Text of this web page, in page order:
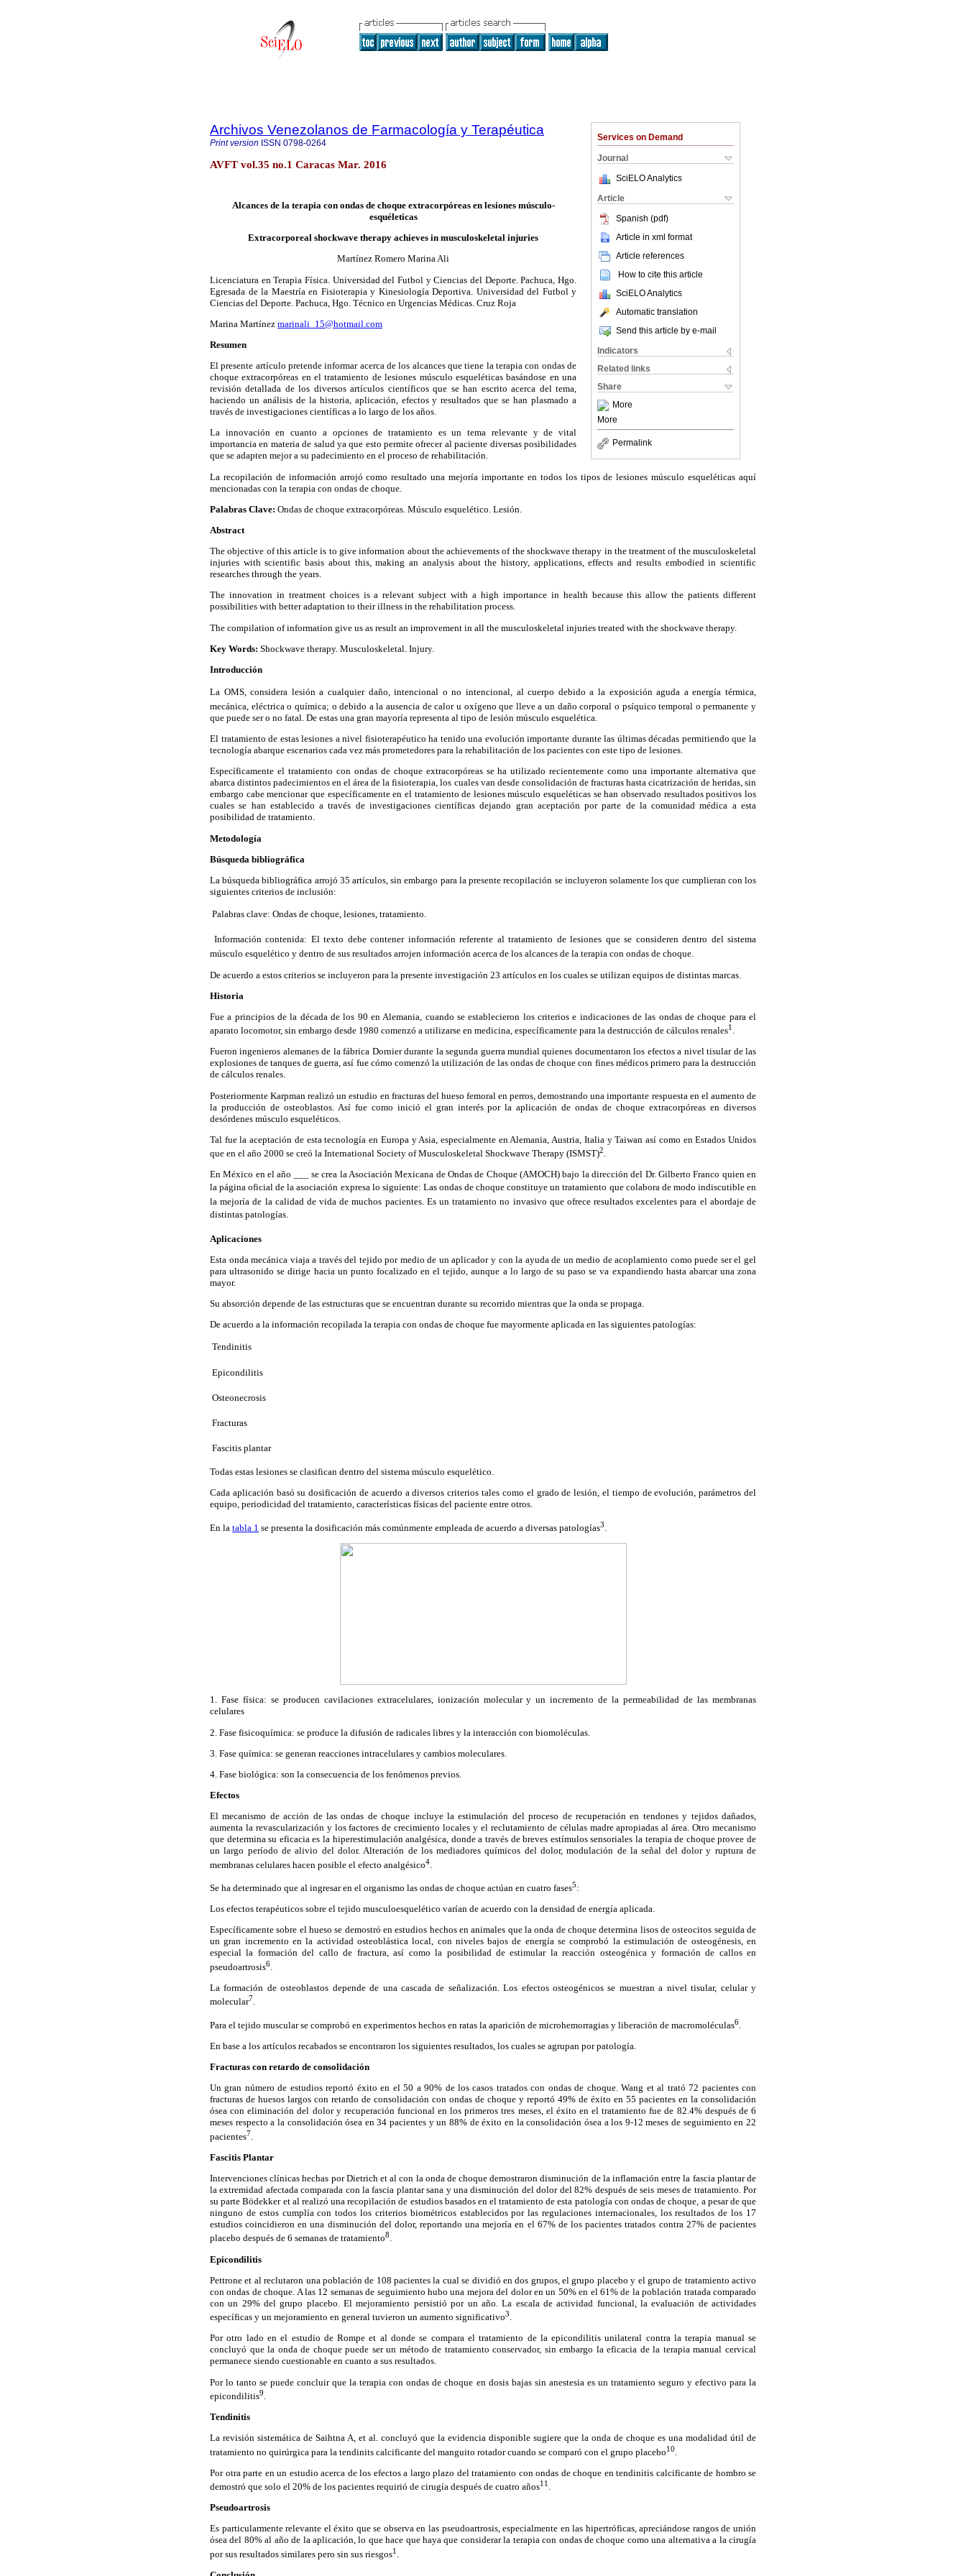
Services on Demand
Journal
SciELO Analytics
Article
Spanish (pdf)
Article in xml format
Article references
How to cite this article
SciELO Analytics
Automatic translation
Send this article by e-mail
Indicators
Related links
Share
More
More
Permalink
Archivos Venezolanos de Farmacología y Terapéutica
Print version ISSN 0798-0264
AVFT vol.35 no.1 Caracas Mar. 2016
Alcances de la terapia con ondas de choque extracorpóreas en lesiones músculo-
esquéleticas
Extracorporeal shockwave therapy achieves in musculoskeletal injuries
Martínez Romero Marina Ali
Licenciatura en Terapia Física. Universidad del Futbol y Ciencias del Deporte. Pachuca, Hgo.
Egresada de la Maestría en Fisioterapia y Kinesiología Deportiva. Universidad del Futbol y
Ciencias del Deporte. Pachuca, Hgo. Técnico en Urgencias Médicas. Cruz Roja
Marina Martínez marinali_15@hotmail.com
Resumen
El presente artículo pretende informar acerca de los alcances que tiene la terapia con ondas de
choque extracorpóreas en el tratamiento de lesiones músculo esqueléticas basándose en una
revisión detallada de los diversos artículos científicos que se han escrito acerca del tema,
haciendo un análisis de la historia, aplicación, efectos y resultados que se han plasmado a
través de investigaciones científicas a lo largo de los años.
La innovación en cuanto a opciones de tratamiento es un tema relevante y de vital
importancia en materia de salud ya que esto permite ofrecer al paciente diversas posibilidades
que se adapten mejor a su padecimiento en el proceso de rehabilitación.
La recopilación de información arrojó como resultado una mejoría importante en todos los tipos de lesiones músculo esqueléticas aquí
mencionadas con la terapia con ondas de choque.
Palabras Clave: Ondas de choque extracorpóreas. Músculo esquelético. Lesión.
Abstract
The objective of this article is to give information about the achievements of the shockwave therapy in the treatment of the musculoskeletal
injuries with scientific basis about this, making an analysis about the history, applications, effects and results embodied in scientific
researches through the years.
The innovation in treatment choices is a relevant subject with a high importance in health because this allow the patients different
possibilities with better adaptation to their illness in the rehabilitation process.
The compilation of information give us as result an improvement in all the musculoskeletal injuries treated with the shockwave therapy.
Key Words: Shockwave therapy. Musculoskeletal. Injury.
Introducción
La OMS, considera lesión a cualquier daño, intencional o no intencional, al cuerpo debido a la exposición aguda a energía térmica,
mecánica, eléctrica o química; o debido a la ausencia de calor u oxígeno que lleve a un daño corporal o psíquico temporal o permanente y
que puede ser o no fatal. De estas una gran mayoría representa al tipo de lesión músculo esquelética.
El tratamiento de estas lesiones a nivel fisioterapéutico ha tenido una evolución importante durante las últimas décadas permitiendo que la
tecnología abarque escenarios cada vez más prometedores para la rehabilitación de los pacientes con este tipo de lesiones.
Específicamente el tratamiento con ondas de choque extracorpóreas se ha utilizado recientemente como una importante alternativa que
abarca distintos padecimientos en el área de la fisioterapia, los cuales van desde consolidación de fracturas hasta cicatrización de heridas, sin
embargo cabe mencionar que específicamente en el tratamiento de lesiones músculo esqueléticas se han observado resultados positivos los
cuales se han establecido a través de investigaciones científicas dejando gran aceptación por parte de la comunidad médica a esta
posibilidad de tratamiento.
Metodología
Búsqueda bibliográfica
La búsqueda bibliográfica arrojó 35 artículos, sin embargo para la presente recopilación se incluyeron solamente los que cumplieran con los
siguientes criterios de inclusión:
 Palabras clave: Ondas de choque, lesiones, tratamiento.
 Información contenida: El texto debe contener información referente al tratamiento de lesiones que se consideren dentro del sistema
músculo esquelético y dentro de sus resultados arrojen información acerca de los alcances de la terapia con ondas de choque.
De acuerdo a estos criterios se incluyeron para la presente investigación 23 artículos en los cuales se utilizan equipos de distintas marcas.
Historia
Fue a principios de la década de los 90 en Alemania, cuando se establecieron los criterios e indicaciones de las ondas de choque para el
aparato locomotor, sin embargo desde 1980 comenzó a utilizarse en medicina, específicamente para la destrucción de cálculos renales1 .
Fueron ingenieros alemanes de la fábrica Dornier durante la segunda guerra mundial quienes documentaron los efectos a nivel tisular de las
explosiones de tanques de guerra, así fue cómo comenzó la utilización de las ondas de choque con fines médicos primero para la destrucción
de cálculos renales.
Posteriormente Karpman realizó un estudio en fracturas del hueso femoral en perros, demostrando una importante respuesta en el aumento de
la producción de osteoblastos. Así fue como inició el gran interés por la aplicación de ondas de choque extracorpóreas en diversos
desórdenes músculo esqueléticos.
Tal fue la aceptación de esta tecnología en Europa y Asia, especialmente en Alemania, Austria, Italia y Taiwan así como en Estados Unidos
que en el año 2000 se creó la International Society of Musculoskeletal Shockwave Therapy (ISMST)2.
En México en el año ___ se crea la Asociación Mexicana de Ondas de Choque (AMOCH) bajo la dirección del Dr. Gilberto Franco quien en
la página oficial de la asociación expresa lo siguiente: Las ondas de choque constituye un tratamiento que colabora de modo indiscutible en
la mejoría de la calidad de vida de muchos pacientes. Es un tratamiento no invasivo que ofrece resultados excelentes para el abordaje de
distintas patologías.
Aplicaciones
Esta onda mecánica viaja a través del tejido por medio de un aplicador y con la ayuda de un medio de acoplamiento como puede ser el gel
para ultrasonido se dirige hacia un punto focalizado en el tejido, aunque a lo largo de su paso se va expandiendo hasta abarcar una zona
mayor.
Su absorción depende de las estructuras que se encuentran durante su recorrido mientras que la onda se propaga.
De acuerdo a la información recopilada la terapia con ondas de choque fue mayormente aplicada en las siguientes patologías:
 Tendinitis
 Epicondilitis
 Osteonecrosis
 Fracturas
 Fascitis plantar
Todas estas lesiones se clasifican dentro del sistema músculo esquelético.
Cada aplicación basó su dosificación de acuerdo a diversos criterios tales como el grado de lesión, el tiempo de evolución, parámetros del
equipo, periodicidad del tratamiento, características físicas del paciente entre otros.
En la tabla 1 se presenta la dosificación más comúnmente empleada de acuerdo a diversas patologías3
1. Fase física: se producen cavilaciones extracelulares, ionización molecular y un incremento de la permeabilidad de las membranas
celulares
2. Fase fisicoquímica: se produce la difusión de radicales libres y la interacción con biomoléculas.
3. Fase química: se generan reacciones intracelulares y cambios moleculares.
4. Fase biológica: son la consecuencia de los fenómenos previos.
Efectos
El mecanismo de acción de las ondas de choque incluye la estimulación del proceso de recuperación en tendones y tejidos dañados,
aumenta la revascularización y los factores de crecimiento locales y el reclutamiento de células madre apropiadas al área. Otro mecanismo
que determina su eficacia es la hiperestimulación analgésica, donde a través de breves estímulos sensoriales la terapia de choque provee de
un largo período de alivio del dolor. Alteración de los mediadores químicos del dolor, modulación de la señal del dolor y ruptura de
membranas celulares hacen posible el efecto analgésico4
Se ha determinado que al ingresar en el organismo las ondas de choque actúan en cuatro fases5:
Los efectos terapéuticos sobre el tejido musculoesquelético varían de acuerdo con la densidad de energía aplicada.
Específicamente sobre el hueso se demostró en estudios hechos en animales que la onda de choque determina lisos de osteocitos seguida de
un gran incremento en la actividad osteoblástica local, con niveles bajos de energía se comprobó la estimulación de osteogénesis, en
especial la formación del callo de fractura, así como la posibilidad de estimular la reacción osteogénica y formación de callos en
pseudoartrosis6
La formación de osteoblastos depende de una cascada de señalización. Los efectos osteogénicos se muestran a nivel tisular, celular y
molecular7.
Para el tejido muscular se comprobó en experimentos hechos en ratas la aparición de microhemorragias y liberación de macromoléculas6
En base a los artículos recabados se encontraron los siguientes resultados, los cuales se agrupan por patología.
Fracturas con retardo de consolidación
Un gran número de estudios reportó éxito en el 50 a 90% de los casos tratados con ondas de choque. Wang et al trató 72 pacientes con
fracturas de huesos largos con retardo de consolidación con ondas de choque y reportó 49% de éxito en 55 pacientes en la consolidación
ósea con eliminación del dolor y recuperación funcional en los primeros tres meses, el éxito en el tratamiento fue de 82.4% después de 6
meses respecto a la consolidación ósea en 34 pacientes y un 88% de éxito en la consolidación ósea a los 9-12 meses de seguimiento en 22
pacientes7
Fascitis Plantar
Intervenciones clínicas hechas por Dietrich et al con la onda de choque demostraron disminución de la inflamación entre la fascia plantar de
la extremidad afectada comparada con la fascia plantar sana y una disminución del dolor del 82% después de seis meses de tratamiento. Por
su parte Bödekker et al realizó una recopilación de estudios basados en el tratamiento de esta patología con ondas de choque, a pesar de que
ninguno de estos cumplía con todos los criterios biométricos establecidos por las regulaciones internacionales, los resultados de los 17
estudios coincidieron en una disminución del dolor, reportando una mejoría en el 67% de los pacientes tratados contra 27% de pacientes
placebo después de 6 semanas de tratamiento8.
Epicondilitis
Pettrone et al reclutaron una población de 108 pacientes la cual se dividió en dos grupos, el grupo placebo y el grupo de tratamiento activo
con ondas de choque. A las 12 semanas de seguimiento hubo una mejora del dolor en un 50% en el 61% de la población tratada comparado
con un 29% del grupo placebo. El mejoramiento persistió por un año. La escala de actividad funcional, la evaluación de actividades
específicas y un mejoramiento en general tuvieron un aumento significativo3.
Por otro lado en el estudio de Rompe et al donde se compara el tratamiento de la epicondilitis unilateral contra la terapia manual se
concluyó que la onda de choque puede ser un método de tratamiento conservador, sin embargo la eficacia de la terapia manual cervical
permanece siendo cuestionable en cuanto a sus resultados.
Por lo tanto se puede concluir que la terapia con ondas de choque en dosis bajas sin anestesia es un tratamiento seguro y efectivo para la
epicondilitis9
Tendinitis
La revisión sistemática de Saihtna A, et al. concluyó que la evidencia disponible sugiere que la onda de choque es una modalidad útil de
tratamiento no quirúrgica para la tendinits calcificante del manguito rotador cuando se comparó con el grupo placebo10
Por otra parte en un estudio acerca de los efectos a largo plazo del tratamiento con ondas de choque en tendinitis calcificante de hombro se
demostró que solo el 20% de los pacientes requirió de cirugía después de cuatro años11 .
Pseudoartrosis
Es particularmente relevante el éxito que se observa en las pseudoartrosis, especialmente en las hipertróficas, apreciándose rangos de unión
ósea del 80% al año de la aplicación, lo que hace que haya que considerar la terapia con ondas de choque como una alternativa a la cirugía
por sus resultados similares pero sin sus riesgos1